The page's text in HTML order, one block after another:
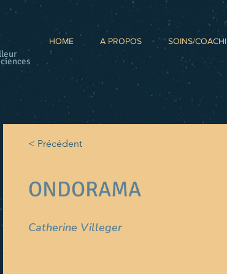
HOME A PROPOS SOINS/
< Précédent
ONDORAMA
Catherine Villeger